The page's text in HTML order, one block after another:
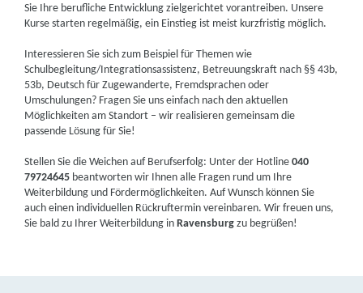
Sie Ihre berufliche Entwicklung zielgerichtet vorantreiben. Unsere
Kurse starten regelmäßig, ein Einstieg ist meist kurzfristig möglich.
Interessieren Sie sich zum Beispiel für Themen wie
Schulbegleitung/Integrationsassistenz, Betreuungskraft nach §§ 43b,
53b, Deutsch für Zugewanderte, Fremdsprachen oder
Umschulungen? Fragen Sie uns einfach nach den aktuellen
Möglichkeiten am Standort – wir realisieren gemeinsam die
passende Lösung für Sie!
Stellen Sie die Weichen auf Berufserfolg: Unter der Hotline040
79724645 beantworten wir Ihnen alle Fragen rund um Ihre
Weiterbildung und Fördermöglichkeiten. Auf Wunsch können Sie
auch einen individuellen Rückruftermin vereinbaren. Wir freuen uns,
Sie bald zu Ihrer Weiterbildung inRavensburg zu begrüßen!